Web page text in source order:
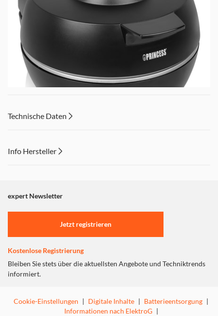
Thermostat sowie Heizelementen oben und unten zur
Technische Daten
Info Hersteller
"Marketing".
Einstellungen anpassen
expert Newsletter
Jetzt registrieren
Kostenlose Registrierung
Bleiben Sie stets über die aktuellsten Angebote und Techniktrends
informiert.
Cookie-Einstellungen | Digitale Inhalte | Batterieentsorgung |
Informationen nach ElektroG |